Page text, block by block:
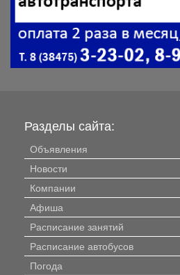
Разделы сайта:
Объявления
Новости
Компании
Афиша
Расписание занятий
Расписание автобусов
Погода